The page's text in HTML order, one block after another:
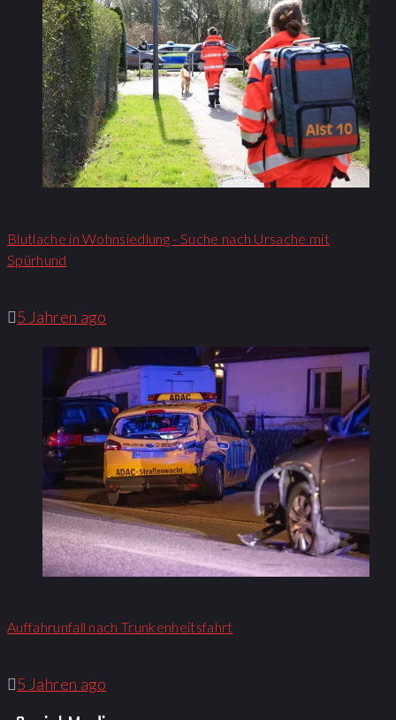
Blutlache in Wohnsiedlung - Suche nach Ursache mit
Spürhund
5 Jahren ago
Auffahrunfall nach Trunkenheitsfahrt
5 Jahren ago